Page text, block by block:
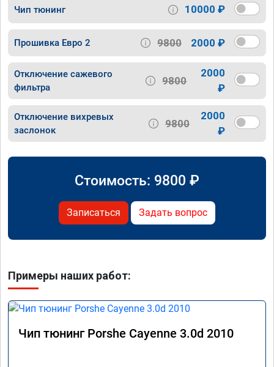
Чип тюнинг 10000 ₽
Прошивка Евро 2 9800 2000 ₽
Отключение сажевого
фильтра
9800
2000
₽
Отключение вихревых
заслонок
9800
2000
₽
Стоимость: 9800 ₽
Записаться Задать вопрос
Примеры наших работ:
Чип тюнинг Porshe Cayenne 3.0d 2010